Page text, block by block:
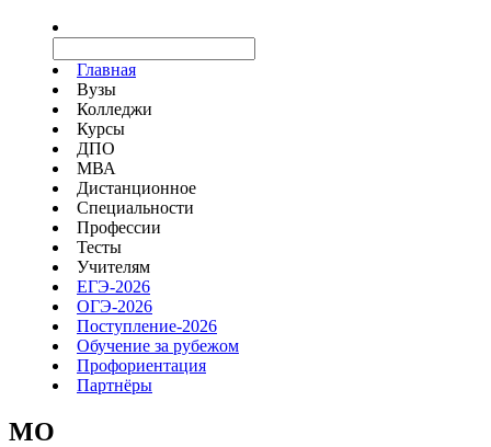
Главная
Вузы
Колледжи
Курсы
ДПО
МВА
Дистанционное
Специальности
Профессии
Тесты
Учителям
ЕГЭ-2026
ОГЭ-2026
Поступление-2026
Обучение за рубежом
Профориентация
Партнёры
MO